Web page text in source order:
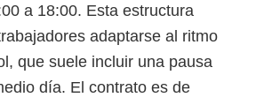
a 18:00. Esta estructura
adaptarse al ritmo
que suele incluir una pausa
día. El contrato es de